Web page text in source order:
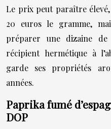
Le prix peut paraître
20 euros le gramme,
préparer une dizaine de
récipient hermétique à
garde ses propriétés
années.
Paprika fumé
DOP